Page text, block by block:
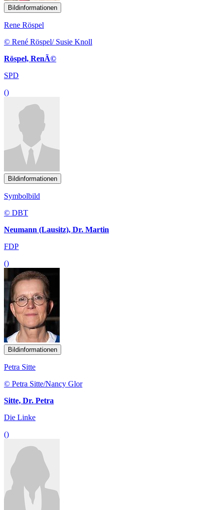
Bildinformationen
Rene Röspel
© René Röspel/ Susie Knoll
Röspel, RenÃ©
SPD
()
Bildinformationen
Symbolbild
© DBT
Neumann (Lausitz), Dr. Martin
FDP
()
Bildinformationen
Petra Sitte
© Petra Sitte/Nancy Glor
Sitte, Dr. Petra
Die Linke
()